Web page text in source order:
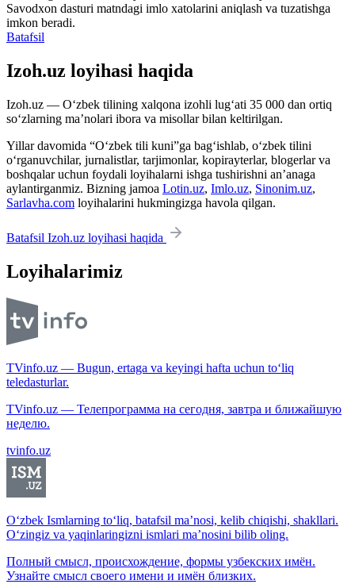
Savodxon dasturi matndagi imlo xatolarini aniqlash va tuzatishga
imkon beradi.
Batafsil
Izoh.uz loyihasi haqida
Izoh.uz — O‘zbek tilining xalqona izohli lug‘ati 35 000 dan ortiq
so‘zlarning ma’nolari ibora va misollar bilan keltirilgan.
Yillar davomida “O‘zbek tili kuni”ga bag‘ishlab, o‘zbek tilini
o‘rganuvchilar, jurnalistlar, tarjimonlar, kopirayterlar, blogerlar va
boshqalar uchun foydali loyihalarni ishga tushirishni an’anaga
aylantirganmiz. Bizning jamoa Lotin.uz, Imlo.uz, Sinonim.uz,
Sarlavha.com loyihalarini hukmingizga havola qilgan.
Batafsil Izoh.uz loyihasi haqida
Loyihalarimiz
TVinfo.uz — Bugun, ertaga va keyingi hafta uchun to‘liq
teledasturlar.
TVinfo.uz — Телепрограмма на сегодня, завтра и ближайшую
неделю.
tvinfo.uz
O‘zbek Ismlarning to‘liq, batafsil ma’nosi, kelib chiqishi, shakllari.
O‘zingiz va yaqinlaringizni ismlari ma’nosini bilib oling.
Полный смысл, происхождение, формы узбекских имён.
Узнайте смысл своего имени и имён близких.